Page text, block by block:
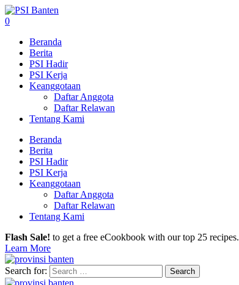
0
Beranda
Berita
PSI Hadir
PSI Kerja
Keanggotaan
Daftar Anggota
Daftar Relawan
Tentang Kami
Beranda
Berita
PSI Hadir
PSI Kerja
Keanggotaan
Daftar Anggota
Daftar Relawan
Tentang Kami
Flash Sale! to get a free eCookbook with our top 25 recipes.
Learn More
Search for: